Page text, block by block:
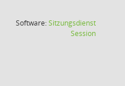
Software:Sitzungsdienst
Session(Wird in